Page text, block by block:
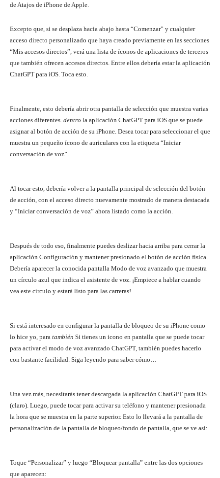
de Atajos de iPhone de Apple.
Excepto que, si se desplaza hacia abajo hasta “Comenzar” y cualquier
acceso directo personalizado que haya creado previamente en las secciones
“Mis accesos directos”, verá una lista de íconos de aplicaciones de terceros
que también ofrecen accesos directos. Entre ellos debería estar la aplicación
ChatGPT para iOS. Toca esto.
Finalmente, esto debería abrir otra pantalla de selección que muestra varias
acciones diferentes. dentro la aplicación ChatGPT para iOS que se puede
asignar al botón de acción de su iPhone. Desea tocar para seleccionar el que
muestra un pequeño ícono de auriculares con la etiqueta “Iniciar
conversación de voz”.
Al tocar esto, debería volver a la pantalla principal de selección del botón
de acción, con el acceso directo nuevamente mostrado de manera destacada
y “Iniciar conversación de voz” ahora listado como la acción.
Después de todo eso, finalmente puedes deslizar hacia arriba para cerrar la
aplicación Configuración y mantener presionado el botón de acción física.
Debería aparecer la conocida pantalla Modo de voz avanzado que muestra
un círculo azul que indica el asistente de voz. ¡Empiece a hablar cuando
vea este círculo y estará listo para las carreras!
Si está interesado en configurar la pantalla de bloqueo de su iPhone como
lo hice yo, para también Si tienes un icono en pantalla que se puede tocar
para activar el modo de voz avanzado ChatGPT, también puedes hacerlo
con bastante facilidad. Siga leyendo para saber cómo…
Una vez más, necesitarás tener descargada la aplicación ChatGPT para iOS
(claro). Luego, puede tocar para activar su teléfono y mantener presionada
la hora que se muestra en la parte superior. Esto lo llevará a la pantalla de
personalización de la pantalla de bloqueo/fondo de pantalla, que se ve así:
Toque “Personalizar” y luego “Bloquear pantalla” entre las dos opciones
que aparecen: